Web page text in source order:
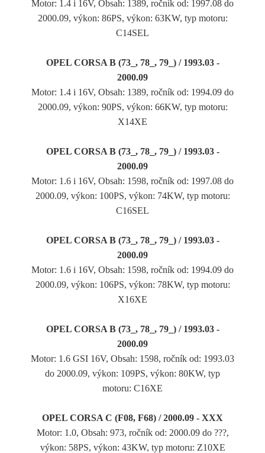
Motor: 1.4 i 16V, Obsah: 1389, ročník od: 1997.08 do
2000.09, výkon: 86PS, výkon: 63KW, typ motoru:
C14SEL
OPEL CORSA B (73_, 78_, 79_) / 1993.03 -
2000.09
Motor: 1.4 i 16V, Obsah: 1389, ročník od: 1994.09 do
2000.09, výkon: 90PS, výkon: 66KW, typ motoru:
X14XE
OPEL CORSA B (73_, 78_, 79_) / 1993.03 -
2000.09
Motor: 1.6 i 16V, Obsah: 1598, ročník od: 1997.08 do
2000.09, výkon: 100PS, výkon: 74KW, typ motoru:
C16SEL
OPEL CORSA B (73_, 78_, 79_) / 1993.03 -
2000.09
Motor: 1.6 i 16V, Obsah: 1598, ročník od: 1994.09 do
2000.09, výkon: 106PS, výkon: 78KW, typ motoru:
X16XE
OPEL CORSA B (73_, 78_, 79_) / 1993.03 -
2000.09
Motor: 1.6 GSI 16V, Obsah: 1598, ročník od: 1993.03
do 2000.09, výkon: 109PS, výkon: 80KW, typ
motoru: C16XE
OPEL CORSA C (F08, F68) / 2000.09 - XXX
Motor: 1.0, Obsah: 973, ročník od: 2000.09 do ???,
výkon: 58PS, výkon: 43KW, typ motoru: Z10XE